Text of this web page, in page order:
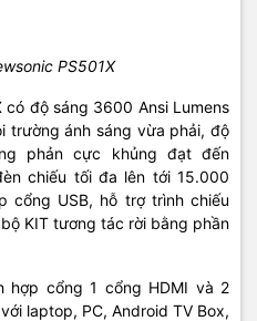
PS501X
có độ sáng 3600 Ansi Lumens
trường ánh sáng vừa phải, độ
phản cực khủng đạt đến
chiếu tối đa lên tới 15.000
USB, hỗ trợ trình chiếu
KIT tương tác rời bằng phần
hợp cổng 1 cổng HDMI và 2
laptop, PC, Android TV Box,